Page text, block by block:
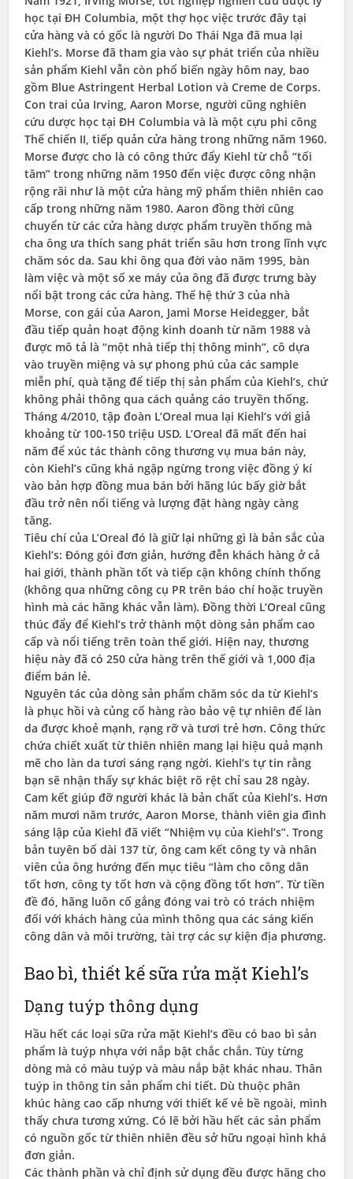
học tại ĐH Columbia, một thợ học việc trước đây tại
cửa hàng và có gốc là người Do Thái Nga đã mua lại
Kiehl’s. Morse đã tham gia vào sự phát triển của nhiều
sản phẩm Kiehl vẫn còn phổ biến ngày hôm nay, bao
gồm Blue Astringent Herbal Lotion và Creme de Corps.
Con trai của Irving, Aaron Morse, người cũng nghiên
cứu dược học tại ĐH Columbia và là một cựu phi công
Thế chiến II, tiếp quản cửa hàng trong những năm 1960.
Morse được cho là có công thức đẩy Kiehl từ chỗ “tối
tăm” trong những năm 1950 đến việc được công nhận
rộng rãi như là một cửa hàng mỹ phẩm thiên nhiên cao
cấp trong những năm 1980. Aaron đồng thời cũng
chuyển từ các cửa hàng dược phẩm truyền thống mà
cha ông ưa thích sang phát triển sâu hơn trong lĩnh vực
chăm sóc da. Sau khi ông qua đời vào năm 1995, bàn
làm việc và một số xe máy của ông đã được trưng bày
nổi bật trong các cửa hàng. Thế hệ thứ 3 của nhà
Morse, con gái của Aaron, Jami Morse Heidegger, bắt
đầu tiếp quản hoạt động kinh doanh từ năm 1988 và
được mô tả là “một nhà tiếp thị thông minh”, cô dựa
vào truyền miệng và sự phong phú của các sample
miễn phí, quà tặng để tiếp thị sản phẩm của Kiehl’s, chứ
không phải thông qua cách quảng cáo truyền thống.
Tháng 4/2010, tập đoàn L’Oreal mua lại Kiehl’s với giả
khoảng từ 100-150 triệu USD. L’Oreal đã mất đến hai
năm để xúc tác thành công thương vụ mua bán này,
còn Kiehl’s cũng khá ngập ngừng trong việc đồng ý kí
vào bản hợp đồng mua bán bởi hãng lúc bấy giờ bắt
đầu trở nên nổi tiếng và lượng đặt hàng ngày càng
tăng.
Tiêu chí của L’Oreal đó là giữ lại những gì là bản sắc của
Kiehl’s: Đóng gói đơn giản, hướng đễn khách hàng ở cả
hai giới, thành phần tốt và tiếp cận không chính thống
(không qua những công cụ PR trên báo chí hoặc truyền
hình mà các hãng khác vẫn làm). Đồng thời L’Oreal cũng
thúc đẩy để Kiehl’s trở thành một dòng sản phẩm cao
cấp và nổi tiếng trên toàn thế giới. Hiện nay, thương
hiệu này đã có 250 cửa hàng trên thế giới và 1,000 địa
điểm bán lẻ.
Nguyên tác của dòng sản phẩm chăm sóc da từ Kiehl’s
là phục hồi và củng cố hàng rào bảo vệ tự nhiên để làn
da được khoẻ mạnh, rạng rỡ và tươi trẻ hơn. Công thức
chứa chiết xuất từ thiên nhiên mang lại hiệu quả mạnh
mẽ cho làn da tươi sáng rạng ngời. Kiehl’s tự tin rằng
bạn sẽ nhận thấy sự khác biệt rõ rệt chỉ sau 28 ngày.
Cam kết giúp đỡ người khác là bản chất của Kiehl’s. Hơn
năm mươi năm trước, Aaron Morse, thành viên gia đình
sáng lập của Kiehl đã viết “Nhiệm vụ của Kiehl’s”. Trong
bản tuyên bố dài 137 từ, ông cam kết công ty và nhân
viên của ông hướng đến mục tiêu “làm cho công dân
tốt hơn, công ty tốt hơn và cộng đồng tốt hơn”. Từ tiền
đề đó, hãng luôn cố gắng đóng vai trò có trách nhiệm
đối với khách hàng của mình thông qua các sáng kiến ​​
công dân và môi trường, tài trợ các sự kiện địa phương.
Bao bì, thiết kế sữa rửa mặt Kiehl’s
Dạng tuýp thông dụng
Hầu hết các loại sữa rửa mặt Kiehl’s đều có bao bì sản
phẩm là tuýp nhựa với nắp bật chắc chắn. Tùy từng
dòng mà có màu tuýp và màu nắp bật khác nhau. Thân
tuýp in thông tin sản phẩm chi tiết. Dù thuộc phân
khúc hàng cao cấp nhưng với thiết kế vẻ bề ngoài, mình
thấy chưa tương xứng. Có lẽ bởi hầu hết các sản phẩm
có nguồn gốc từ thiên nhiên đều sở hữu ngoại hình khá
đơn giản.
Các thành phần và chỉ định sử dụng đều được hãng cho